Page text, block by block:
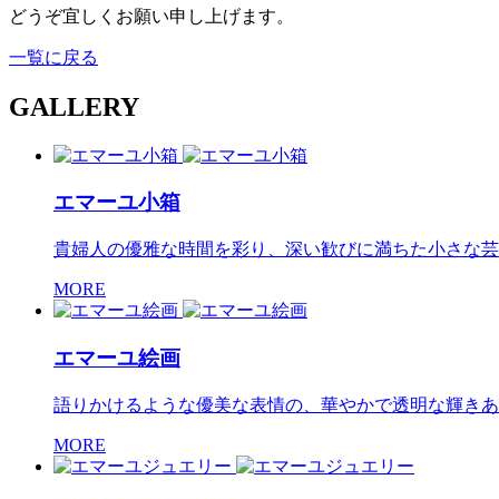
どうぞ宜しくお願い申し上げます。
一覧に戻る
GALLERY
エマーユ小箱
貴婦人の優雅な時間を彩り、深い歓びに満ちた小さな
MORE
エマーユ絵画
語りかけるような優美な表情の、華やかで透明な輝き
MORE